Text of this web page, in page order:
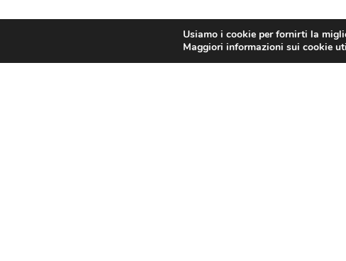
Usiamo i cookie per fornirti la
Maggiori informazioni sui cookie